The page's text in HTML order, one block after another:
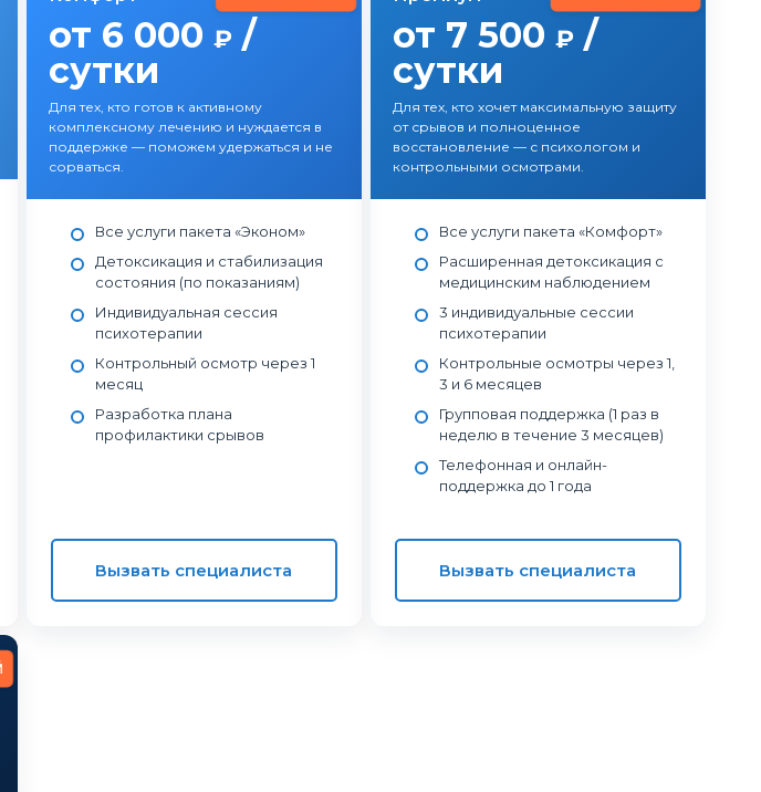
от 6 000 ₽ /
сутки
Для тех, кто готов к активному
комплексному лечению и нуждается в
поддержке — поможем удержаться и не
сорваться.
Все услуги пакета «Эконом»
Детоксикация и стабилизация
состояния (по показаниям)
Индивидуальная сессия
психотерапии
Контрольный осмотр через 1
месяц
Разработка плана
профилактики срывов
Вызвать специалиста
от 7 500 ₽/
сутки
Для тех, кто хочет максимальную защиту
от срывов и полноценное
восстановление — с психологом и
контрольными осмотрами.
Все услуги пакета «Комфорт»
Расширенная детоксикация с
медицинским наблюдением
3 индивидуальные сессии
психотерапии
Контрольные осмотры через 1,
3 и 6 месяцев
Групповая поддержка (1 раз в
неделю в течение 3 месяцев)
Телефонная и онлайн-
поддержка до 1 года
Вызвать специалиста